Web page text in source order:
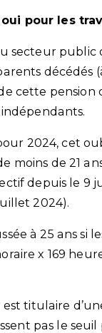
pour les
secteur
décédés
cette pension
2024, cet
moins de 21
depuis le 9
2024).
à 25 ans si
x 169
titulaire
pas le seuil